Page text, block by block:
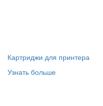
Картриджи для принтера
Узнать больше